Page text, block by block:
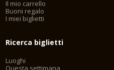
Il mio carrello
Buoni regalo
I miei biglietti
Ricerca biglietti
Luoghi
Questa settimana